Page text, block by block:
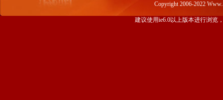
Copyright 2006-2022
建议使用ie6.0以上版本进行浏览